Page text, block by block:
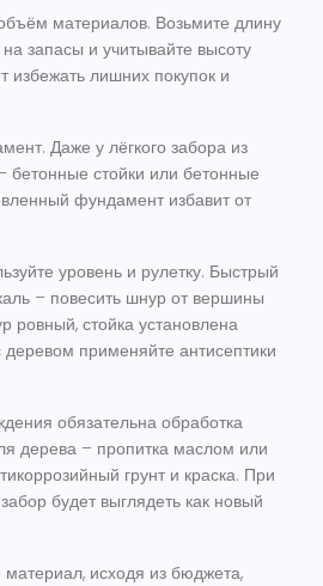
материалов. Возьмите длину
на запасы и учитывайте высоту
избежать лишних покупок и
Даже у лёгкого забора из
бетонные стойки или бетонные
фундамент избавит от
уровень и рулетку. Быстрый
– повесить шнур от вершины
ровный, стойка установлена
применяйте антисептики
обязательна обработка
дерева – пропитка маслом или
грунт и краска. При
будет выглядеть как новый
исходя из бюджета,